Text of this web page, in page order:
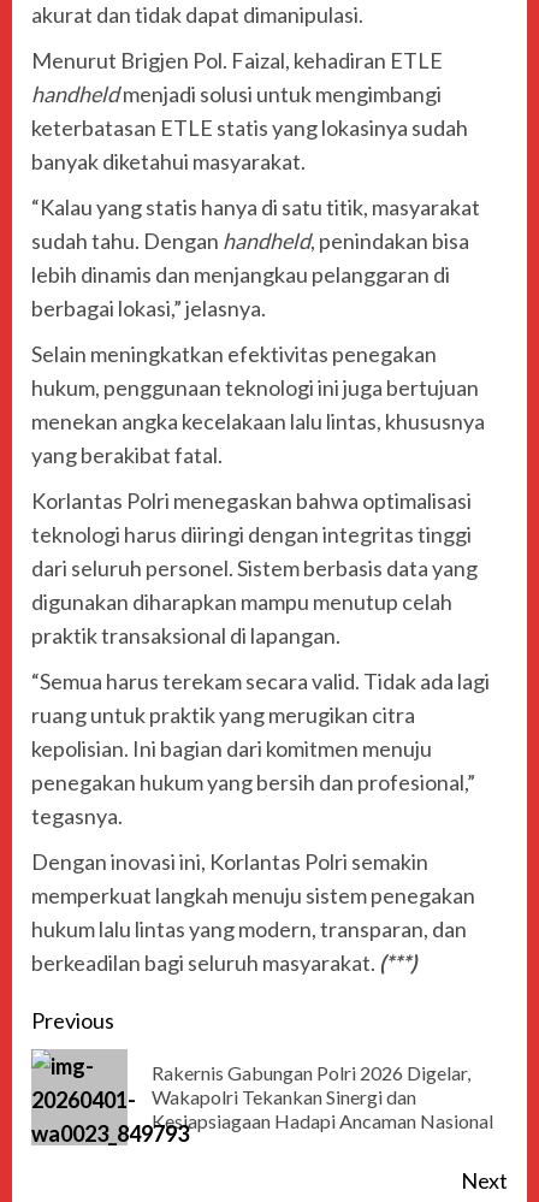
akurat dan tidak dapat dimanipulasi.
Menurut Brigjen Pol. Faizal, kehadiran ETLE
handheldmenjadi solusi untuk mengimbangi
keterbatasan ETLE statis yang lokasinya sudah
banyak diketahui masyarakat.
“Kalau yang statis hanya di satu titik, masyarakat
sudah tahu. Dengan handheld, penindakan bisa
lebih dinamis dan menjangkau pelanggaran di
berbagai lokasi,” jelasnya.
Selain meningkatkan efektivitas penegakan
hukum, penggunaan teknologi ini juga bertujuan
menekan angka kecelakaan lalu lintas, khususnya
yang berakibat fatal.
Korlantas Polri menegaskan bahwa optimalisasi
teknologi harus diiringi dengan integritas tinggi
dari seluruh personel. Sistem berbasis data yang
digunakan diharapkan mampu menutup celah
praktik transaksional di lapangan.
“Semua harus terekam secara valid. Tidak ada lagi
ruang untuk praktik yang merugikan citra
kepolisian. Ini bagian dari komitmen menuju
penegakan hukum yang bersih dan profesional,”
tegasnya.
Dengan inovasi ini, Korlantas Polri semakin
memperkuat langkah menuju sistem penegakan
hukum lalu lintas yang modern, transparan, dan
berkeadilan bagi seluruh masyarakat. (***)
Previous
Rakernis Gabungan Polri 2026 Digelar,
Wakapolri Tekankan Sinergi dan
Kesiapsiagaan Hadapi Ancaman Nasional
Next